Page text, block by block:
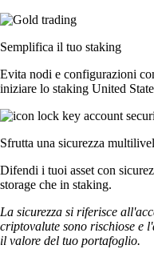
Semplifica il tuo staking
Evita nodi e configurazioni
iniziare lo staking United
Sfrutta una sicurezza
Difendi i tuoi asset con
storage che in staking.
La sicurezza si riferisce
criptovalute sono rischiose e
il valore del tuo portafoglio.